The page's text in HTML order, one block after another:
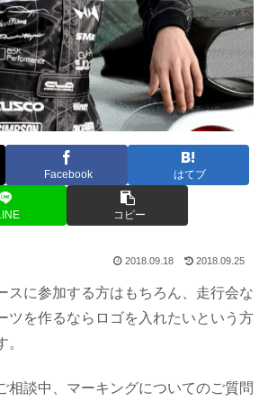
Facebook はてブ
コピー
2018.09.18 2018.09.25
スに参加する方はもちろん、走行会な
ツを作るならロゴを入れたいという方
相談中、マーキングについてのご質問